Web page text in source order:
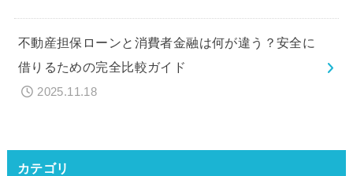
不動産担保ローンと消費者金融は何が違う？安全に
借りるための完全比較ガイド
2025.11.18
カテゴリ